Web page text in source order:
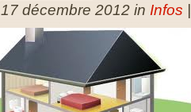
décembre 2012 in Infos